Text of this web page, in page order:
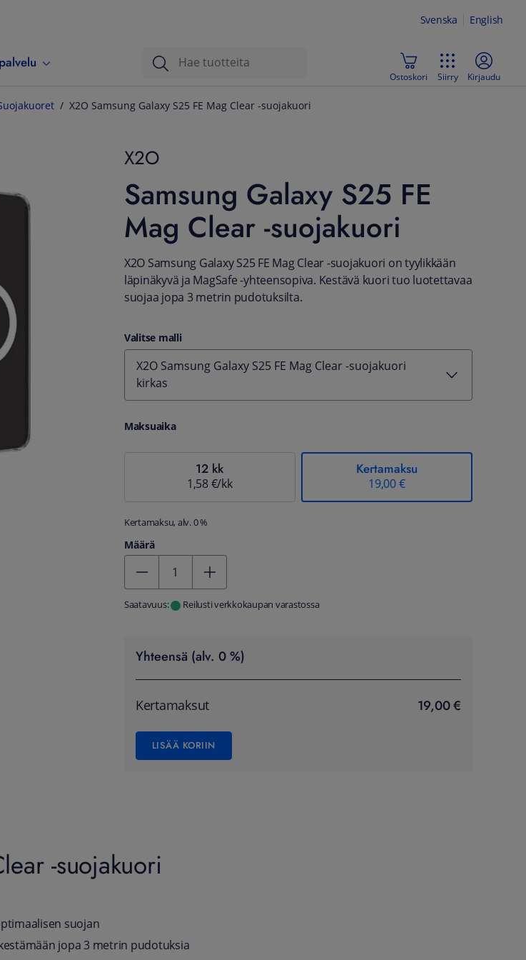
Svenska English
Ostoskori Siirry Kirjaudu
X2O Samsung Galaxy S25 FE Mag Clear -suojakuori
X2O
Samsung Galaxy S25 FE
Mag Clear -suojakuori
X2O Samsung Galaxy S25 FE Mag Clear -suojakuori on tyylikkään
läpinäkyvä ja MagSafe -yhteensopiva. Kestävä kuori tuo luotettavaa
suojaa jopa 3 metrin pudotuksilta.
Valitse malli
X2O Samsung Galaxy S25 FE Mag Clear -suojakuori
kirkas
Maksuaika
12 kk
1,58 €/kk
Kertamaksu
19,00 €
Kertamaksu, alv. 0 %
Määrä
Saatavuus: Reilusti verkkokaupan varastossa
Yhteensä (alv. 0 %)
Kertamaksut 19,00 €
LISÄÄ KORIIN
-suojakuori
suojan
jopa 3 metrin pudotuksia